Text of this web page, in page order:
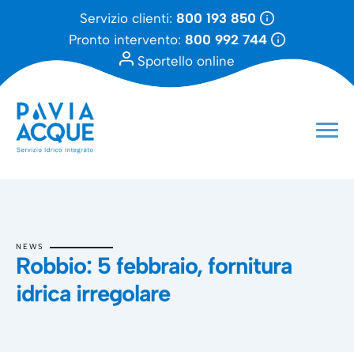
Servizio clienti: 800 193 850
Pronto intervento: 800 992 744
Sportello online
NEWS
Robbio: 5 febbraio, fornitura
idrica irregolare